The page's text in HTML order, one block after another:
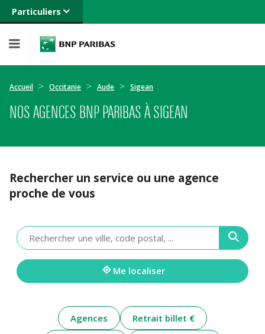
Particuliers
Banque privée
Entreprises
Accueil Occitanie Aude Sigean
NOS AGENCES BNP PARIBAS À SIGEAN
Rechercher un service ou une agence
proche de vous
Veuillez
renseigner
une
adresse
Me localiser
Agences
Retrait billet €